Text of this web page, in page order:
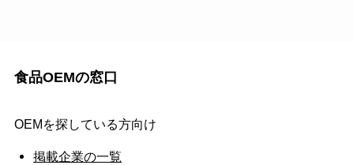
食品OEMの窓口
OEMを探している方向け
掲載企業の一覧